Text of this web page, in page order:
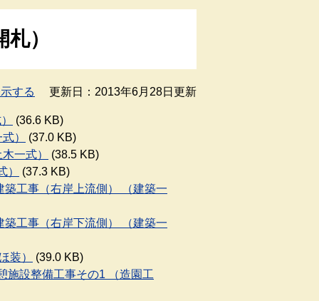
）
する 更新日：2013年6月28日更新
(36.6 KB)
）
(37.0 KB)
一式）
(38.5 KB)
）
(37.3 KB)
工事（右岸上流側） （建築一
工事（右岸下流側） （建築一
装）
(39.0 KB)
施設整備工事その1 （造園工